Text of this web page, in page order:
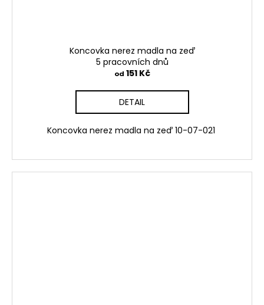
Koncovka nerez madla na zeď
5 pracovních dnů
od 151 Kč
DETAIL
Koncovka nerez madla na zeď 10-07-021